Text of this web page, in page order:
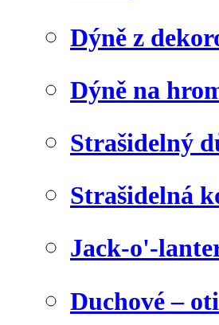
Dýně z
Dýně na
Strašidelný
Strašidelná
Jack-o'-
Duchové –